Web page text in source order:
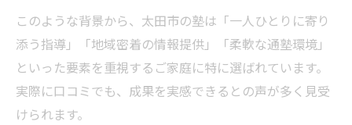
このような背景から、太田市の塾は「一人ひとりに寄り
添う指導」「地域密着の情報提供」「柔軟な通塾環境」
といった要素を重視するご家庭に特に選ばれています。
実際に口コミでも、成果を実感できるとの声が多く見受
けられます。